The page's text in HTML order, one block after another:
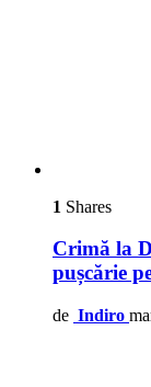
1 Shares
Crimă la
pușcărie
de Indiro